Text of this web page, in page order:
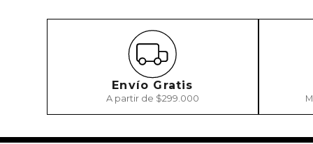
Envío Gratis
A partir de $299.000